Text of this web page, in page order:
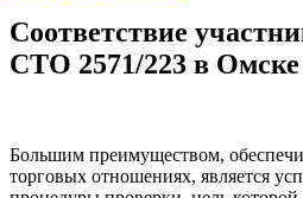
Соответствие
СТО 2571/223 в Омске
Большим преимуществом,
торговых отношениях, является